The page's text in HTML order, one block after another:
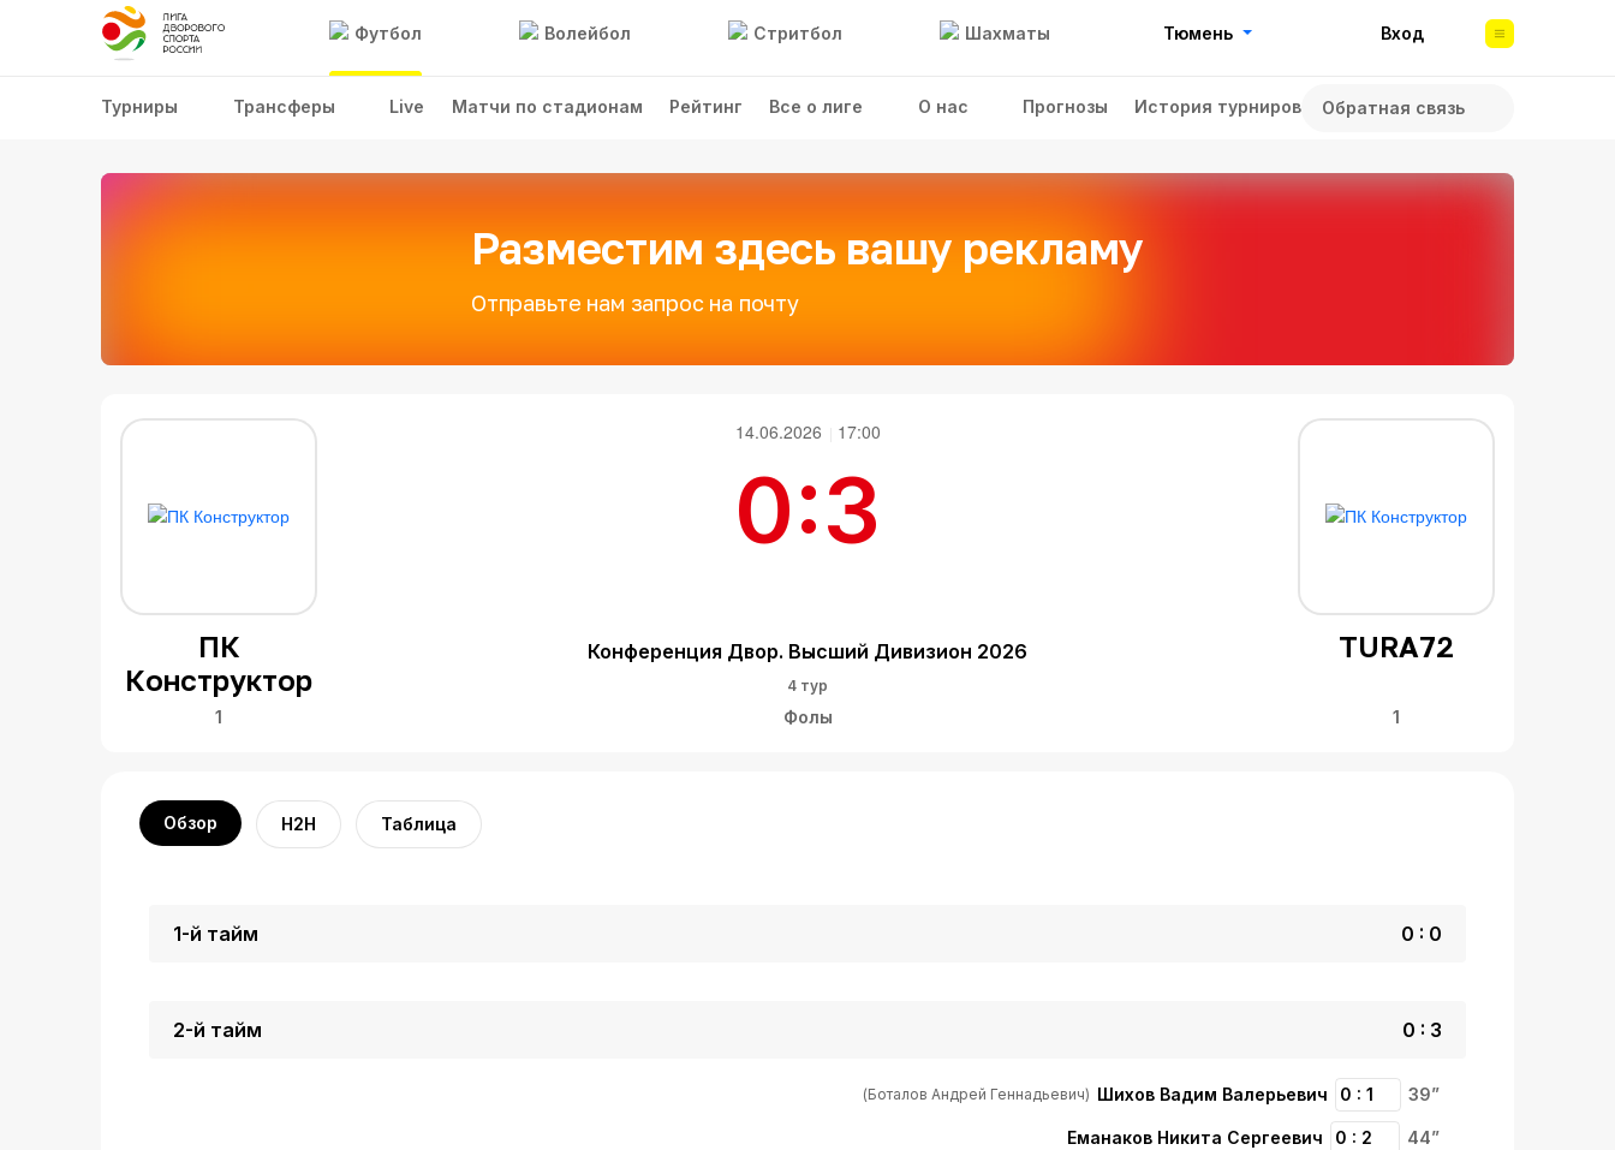
Футбол Волейбол Стритбол Шахматы Тюмень Вход
Турниры Трансферы Live Матчи по стадионам Рейтинг Все о лиге О нас Прогнозы История турниров Обратная связь
Разместим здесь вашу рекламу
Отправьте нам запрос на почту
14.06.2026 17:00
ПК
Конструктор
TURA72
0:3
Конференция Двор. Высший Дивизион 2026
4 тур
Фолы
1 1
Обзор H2H Таблица
1-й тайм 0 : 0
39”
0 : 1
Шихов Вадим Валерьевич
(Боталов Андрей Геннадьевич)
44”
0 : 2
Еманаков Никита Сергеевич
2-й тайм 0 : 3